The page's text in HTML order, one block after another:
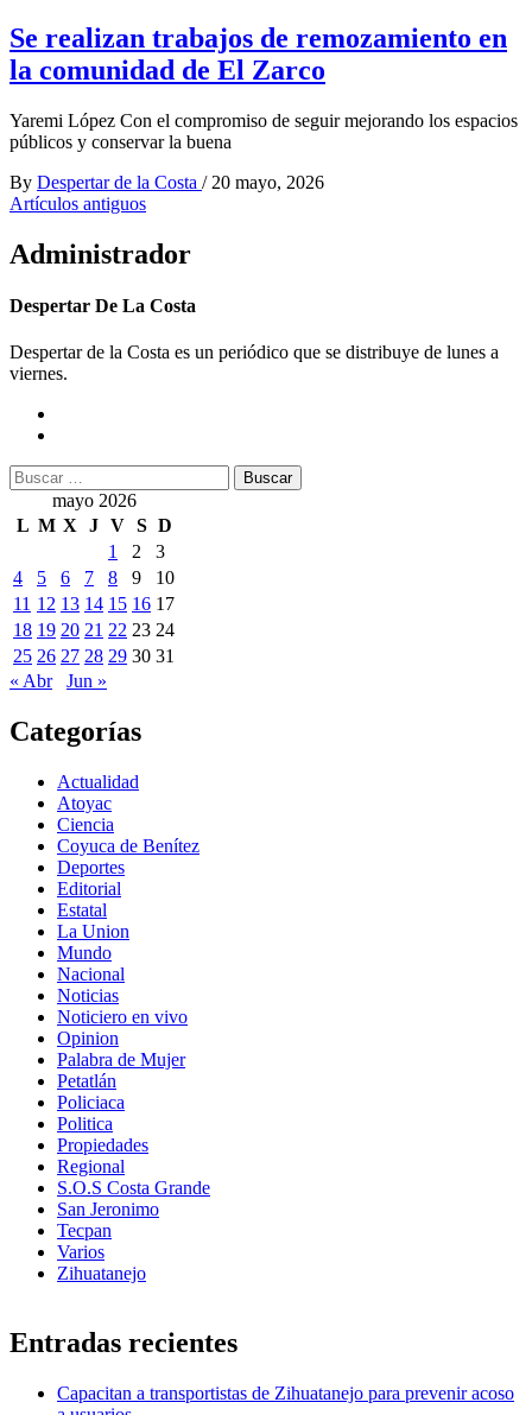
Se realizan trabajos de remozamiento en
la comunidad de El Zarco
Yaremi López Con el compromiso de seguir mejorando los espacios
públicos y conservar la buena
By Despertar de la Costa / 20 mayo, 2026
Navegación
de
entradas
Artículos antiguos
Administrador
Despertar De La Costa
Despertar de la Costa es un periódico que se distribuye de lunes a
viernes.
Buscar:
mayo 2026
L M X J V S D
1
2
3
4
5 6 7 8 9
10
11 12 13 14 15 16 17
18 19 20 21 22 23 24
25 26 27 28 29 30 31
« Abr
Jun »
Categorías
Actualidad
Atoyac
Ciencia
Coyuca de Benítez
Deportes
Editorial
Estatal
La Union
Mundo
Nacional
Noticias
Noticiero en vivo
Opinion
Palabra de Mujer
Petatlán
Policiaca
Politica
Propiedades
Regional
S.O.S Costa Grande
San Jeronimo
Tecpan
Varios
Zihuatanejo
Entradas recientes
Capacitan a transportistas de Zihuatanejo para prevenir acoso